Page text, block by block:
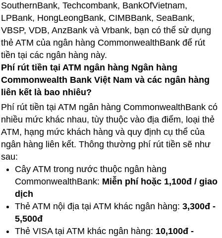
SouthernBank, Techcombank, BankOfVietnam,
LPBank, HongLeongBank, CIMBBank, SeaBank,
VBSP, VDB, AnzBank và Vrbank, bạn có thể sử dụng
thẻ ATM của ngân hàng CommonwealthBank để rút
tiền tại các ngân hàng này.
Phí rút tiền tại ATM ngân hàng Ngân hàng
Commonwealth Bank Việt Nam và các ngân hàng
liên kết là bao nhiêu?
Phí rút tiền tại ATM ngân hàng CommonwealthBank có
nhiều mức khác nhau, tùy thuộc vào địa điểm, loại thẻ
ATM, hạng mức khách hàng và quy định cụ thể của
ngân hàng liên kết. Thông thường phí rút tiền sẽ như
sau:
Cây ATM trong nước thuộc ngân hàng
CommonwealthBank: Miễn phí hoặc 1,100đ / giao
dịch
Thẻ ATM nội địa tại ATM khác ngân hàng:3,300đ -
5,500đ
Thẻ VISA tại ATM khác ngân hàng: 10,100đ -